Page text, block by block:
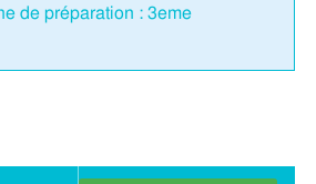
de préparation : 3eme